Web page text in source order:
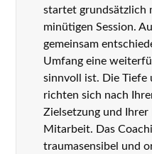
startet grundsätzlich
minütigen Session.
gemeinsam
Umfang eine
sinnvoll ist. Die Tiefe
richten sich nach
Zielsetzung und
Mitarbeit. Das
traumasensibel und